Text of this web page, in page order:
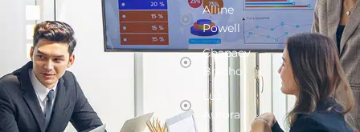
Alline
Powell
Chapaev
Bracho
Luz
Aurora